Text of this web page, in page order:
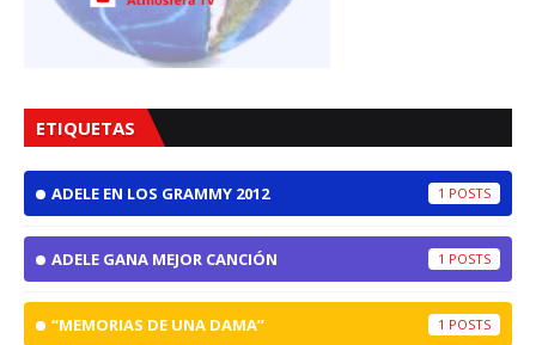
ETIQUETAS
ADELE EN LOS GRAMMY 2012 1
ADELE GANA MEJOR CANCIÓN 1
“MEMORIAS DE UNA DAMA” 1